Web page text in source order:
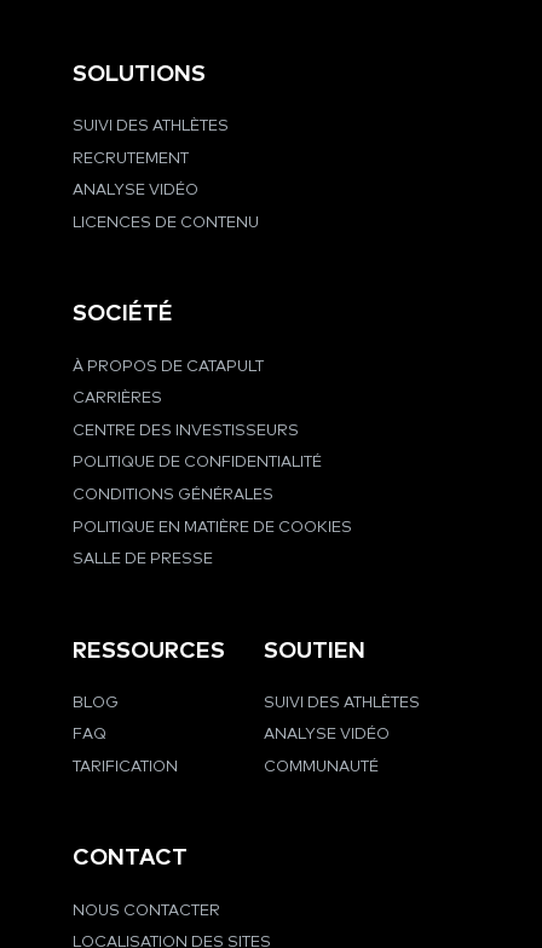
SOLUTIONS
SUIVI DES ATHLÈTES
RECRUTEMENT
ANALYSE VIDÉO
LICENCES DE CONTENU
SOCIÉTÉ
À PROPOS DE CATAPULT
CARRIÈRES
CENTRE DES INVESTISSEURS
POLITIQUE DE CONFIDENTIALITÉ
CONDITIONS GÉNÉRALES
POLITIQUE EN MATIÈRE DE COOKIES
SALLE DE PRESSE
RESSOURCES
BLOG
FAQ
TARIFICATION
SOUTIEN
SUIVI DES ATHLÈTES
ANALYSE VIDÉO
COMMUNAUTÉ
CONTACT
NOUS CONTACTER
LOCALISATION DES SITES